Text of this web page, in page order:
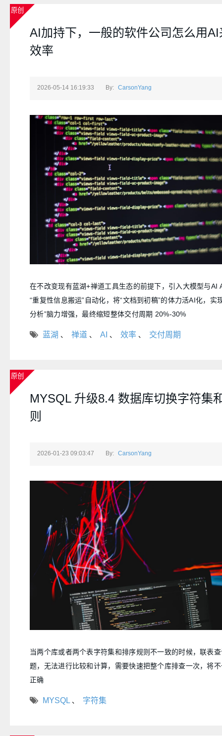
原创
AI加持下，一般的软件公司怎么用
效率
2026-05-14 16:19:33 By: CarsonYang
在不改变现有蓝湖+禅道工具生态的前提下，引入大模型与AI
“重复性信息搬运”自动化，将“文档到初稿”的体力活AI化，实
分析”脑力增强，最终缩短整体交付周期 20%-30%
蓝湖 、 禅道 、 AI 、 效率 、 交付周期
原创
MYSQL 升级8.4 数据库切换字符集
则
2026-01-23 09:03:47 By: CarsonYang
当两个库或者两个表字符集和排序规则不一致的时候，联表
题，无法进行比较和计算，需要快速把整个库排查一次，将
正确
MYSQL 、 字符集